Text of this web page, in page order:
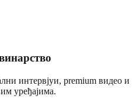
интервјуи, premium видео и
уређајима.